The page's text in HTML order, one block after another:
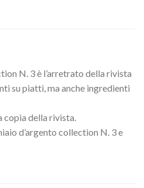
N. 3 è l’arretrato della rivista
su piatti, ma anche ingredienti
copia della rivista.
d’argento collection N. 3 e